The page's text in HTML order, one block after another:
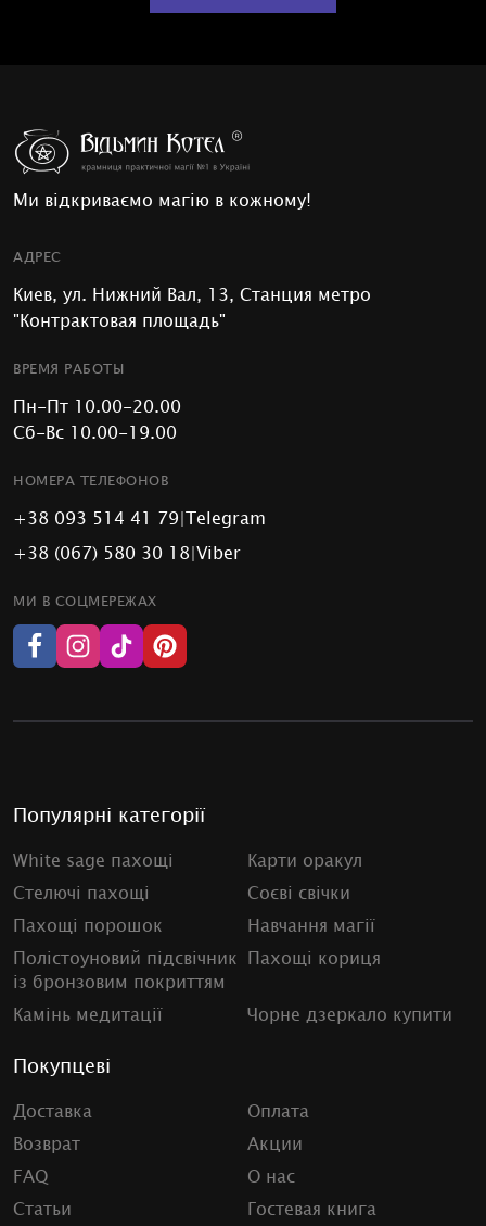
Ми відкриваємо магію в кожному!
АДРЕС
Киев, ул. Нижний Вал, 13, Станция метро
"Контрактовая площадь"
ВРЕМЯ РАБОТЫ
Пн-Пт 10.00-20.00
Сб-Вс 10.00-19.00
НОМЕРА ТЕЛЕФОНОВ
+38 093 514 41 79|Telegram
+38 (067) 580 30 18|Viber
МИ В СОЦМЕРЕЖАХ
Популярні категорії
White sage пахощі
Карти оракул
Стелючі пахощі
Соєві свічки
Пахощі порошок
Навчання магії
Полістоуновий підсвічник
із бронзовим покриттям
Пахощі кориця
Камінь медитації Чорне дзеркало купити
Покупцеві
Доставка
Оплата
Возврат
Акции
FAQ
О нас
Статьи
Гостевая книга